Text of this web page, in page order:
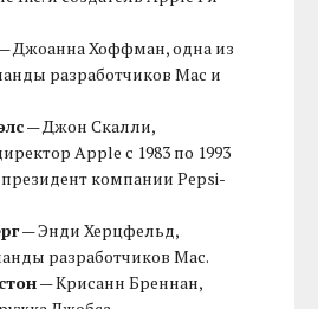
Джоанна Хоффман, одна из
разработчиков Mac и
— Джон Скалли,
Apple с 1983 по 1993
компании Pepsi-
— Энди Херцфельд,
разработчиков Mac.
— Крисанн Бреннан,